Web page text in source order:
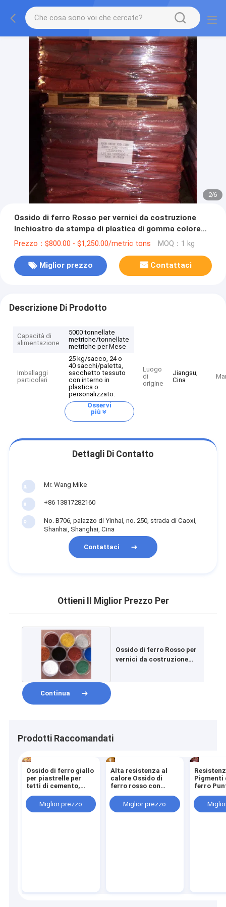
2/6
Ossido di ferro Rosso per vernici da costruzione
Inchiostro da stampa di plastica di gomma colore
ceramico Asfalto Tintori per carta
Prezzo：$800.00 - $1,250.00/metric tons MOQ：1 kg
Miglior prezzo Contattaci
Descrizione Di Prodotto
Capacità di
alimentazione
5000 tonnellate
metriche/tonnellate
metriche per Mese
Imballaggi
particolari
25 kg/sacco, 24 o
40 sacchi/paletta,
sacchetto tessuto
con interno in
plastica o
personalizzato.
Luogo
di
origine
Jiangsu,
Cina
Osservi
più
Dettagli Di Contatto
Mr. Wang Mike
+86 13817282160
No. B706, palazzo di Yinhai, no. 250, strada di Caoxi,
Shanhai, Shanghai, Cina
Contattaci
Ottieni Il Miglior Prezzo Per
Ossido di ferro Rosso per
vernici da costruzione
Continua
Prodotti Raccomandati
Ossido di ferro giallo
per piastrelle per
tetti di cemento,
plastiche e polimeri
di gomma, malta,
Miglior prezzo
Alta resistenza al
calore Ossido di
ferro rosso con
fino a 1000 °C
Miglior prezzo
Pigmenti
ferro
α-Fe2O3
chimica